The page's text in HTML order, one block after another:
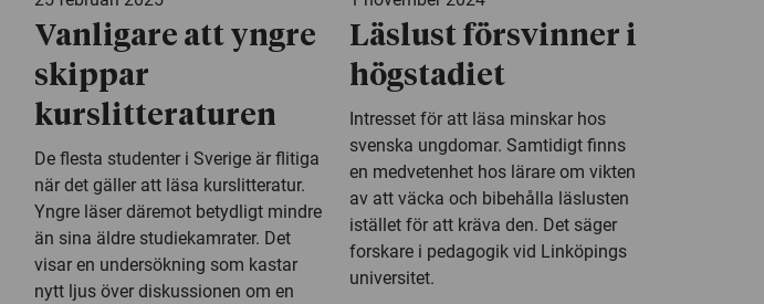
Vanligare att yngre
skippar
kurslitteraturen
De flesta studenter i Sverige är flitiga
när det gäller att läsa kurslitteratur.
Yngre läser däremot betydligt mindre
än sina äldre studiekamrater. Det
visar en undersökning som kastar
nytt ljus över diskussionen om en
Läslust försvinner i
högstadiet
Intresset för att läsa minskar hos
svenska ungdomar. Samtidigt finns
en medvetenhet hos lärare om vikten
av att väcka och bibehålla läslusten
istället för att kräva den. Det säger
forskare i pedagogik vid Linköpings
universitet.